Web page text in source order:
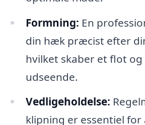
Formning: En
din hæk præcist efter
hvilket skaber et flot
udseende.
Vedligeholdelse:
klipning er essentiel for